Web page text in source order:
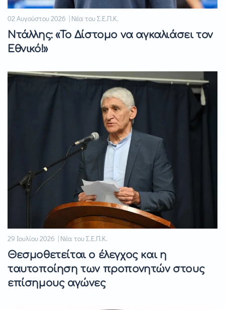
02 Αυγούστου 2026 | Νέα του Σ.Ε.Π.Κ.
Ντάλλης: «Το Δίστομο να αγκαλιάσει τον
Εθνικό!»
29 Ιουλίου 2026 | Νέα του Σ.Ε.Π.Κ.
Θεσμοθετείται ο έλεγχος και η
ταυτοποίηση των προπονητών στους
επίσημους αγώνες